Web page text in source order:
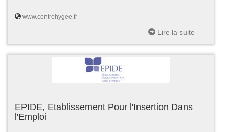
www.centrehygee.fr
Lire la suite
EPIDE, Etablissement Pour l'Insertion Dans
l'Emploi